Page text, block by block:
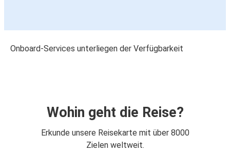
Onboard-Services unterliegen der Verfügbarkeit
Wohin geht die Reise?
Erkunde unsere Reisekarte mit über 8000
Zielen weltweit.